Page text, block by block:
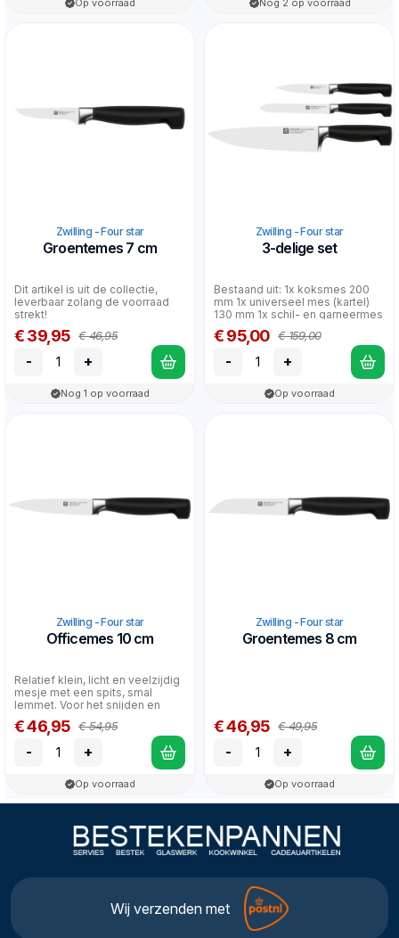
Op voorraad Nog 2 op voorraad
Zwilling - Four star
Groentemes 7 cm
Dit artikel is uit de collectie,
leverbaar zolang de voorraad
strekt!
€ 39,95 € 46,95
- +
Nog 1 op voorraad
Zwilling - Four star
3-delige set
Bestaand uit: 1x koksmes 200
mm 1x universeel mes (kartel)
130 mm 1x schil- en garneermes
€ 95,00 € 159,00
- +
Op voorraad
Zwilling - Four star
Officemes 10 cm
Relatief klein, licht en veelzijdig
mesje met een spits, smal
lemmet. Voor het snijden en
€ 46,95 € 54,95
- +
Op voorraad
Zwilling - Four star
Groentemes 8 cm
€ 46,95 € 49,95
- +
Op voorraad
Wij verzenden met